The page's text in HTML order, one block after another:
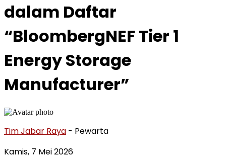
dalam Daftar
“BloombergNEF Tier 1
Energy Storage
Manufacturer”
Tim Jabar Raya - Pewarta
Kamis, 7 Mei 2026